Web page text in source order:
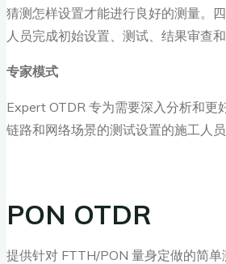
猜测怎样设置才能进行良好的测量。
人员完成初始设置、测试、结果审查和
专家模式
Expert OTDR 专为需要深入分析和更
链路和网络场景的测试设置的施工人员
PON OTDR
提供针对 FTTH/PON 量身定做的简